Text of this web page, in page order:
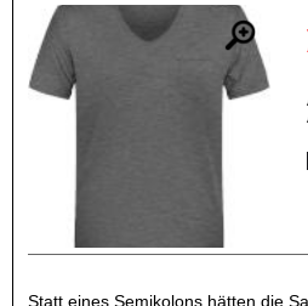
Statt eines Semikolons hätten die